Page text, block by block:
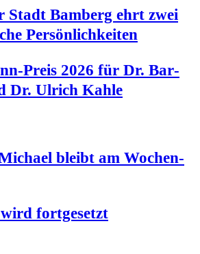
Stadt Bam­berg ehrt zwei
Persönlichkeiten
Preis 2026 für Dr. Bar­
Dr. Ulrich Kahle
bleibt am Wochen­
fortgesetzt